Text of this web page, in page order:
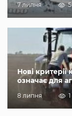
7 липня
Нові
означає для
8 липня